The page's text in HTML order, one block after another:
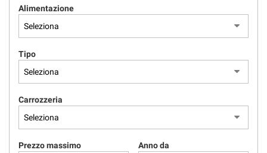
Alimentazione
Tipo
Carrozzeria
Prezzo massimo Anno da
attività
di
seguito
descritte.
Per
maggiori
sull'utilità
di